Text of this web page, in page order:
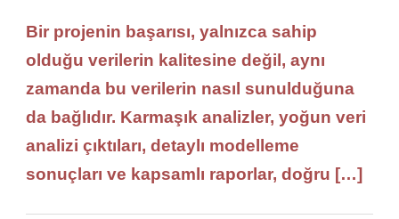
Bir projenin başarısı, yalnızca sahip
olduğu verilerin kalitesine değil, aynı
zamanda bu verilerin nasıl sunulduğuna
da bağlıdır. Karmaşık analizler, yoğun veri
analizi çıktıları, detaylı modelleme
sonuçları ve kapsamlı raporlar, doğru […]